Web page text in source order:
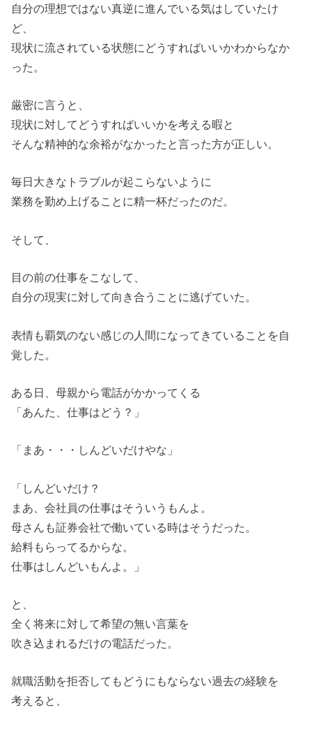
自分の理想ではない真逆に進んでいる気はしていたけ
ど、
現状に流されている状態にどうすればいいかわからなか
った。
厳密に言うと、
現状に対してどうすればいいかを考える暇と
そんな精神的な余裕がなかったと言った方が正しい。
毎日大きなトラブルが起こらないように
業務を勤め上げることに精一杯だったのだ。
そして、
目の前の仕事をこなして、
自分の現実に対して向き合うことに逃げていた。
表情も覇気のない感じの人間になってきていることを自
覚した。
ある日、母親から電話がかかってくる
「あんた、仕事はどう？」
「まあ・・・しんどいだけやな」
「しんどいだけ？
まあ、会社員の仕事はそういうもんよ。
母さんも証券会社で働いている時はそうだった。
給料もらってるからな。
仕事はしんどいもんよ。」
と、
全く将来に対して希望の無い言葉を
吹き込まれるだけの電話だった。
就職活動を拒否してもどうにもならない過去の経験を
考えると、